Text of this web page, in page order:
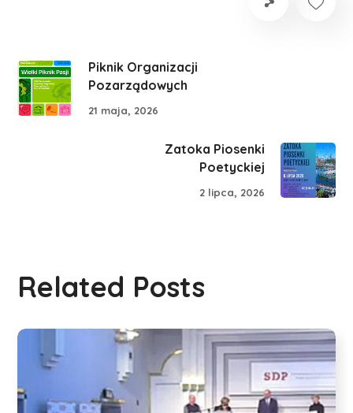
Piknik Organizacji
Pozarządowych
21 maja, 2026
Zatoka Piosenki
Poetyckiej
2 lipca, 2026
Related Posts